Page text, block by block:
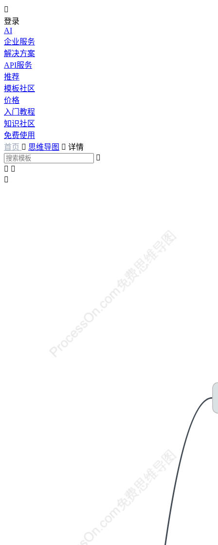

登录
AI
企业服务
解决方案
API服务
推荐
模板社区
价格
入门教程
知识社区
免费使用
首页  思维导图  详情

 
